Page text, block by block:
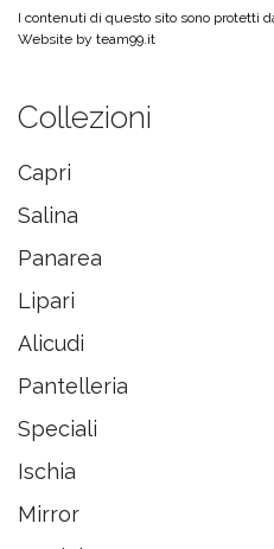
I contenuti di questo sito sono protetti
Website by team99.it
Collezioni
Capri
Salina
Panarea
Lipari
Alicudi
Pantelleria
Speciali
Ischia
Mirror